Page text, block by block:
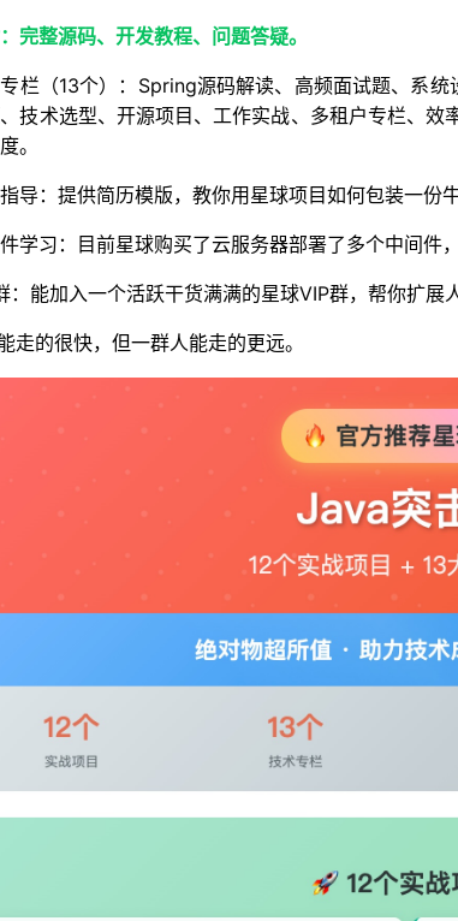
完整源码、开发教程、问题答疑。
栏（13个）：Spring源码解读、高频面试题、系
技术选型、开源项目、工作实战、多租户专栏、
。
导：提供简历模版，教你用星球项目如何包装一份牛
学习：目前星球购买了云服务器部署了多个中间件
：能加入一个活跃干货满满的星球VIP群，帮你扩展
走的很快，但一群人能走的更远。